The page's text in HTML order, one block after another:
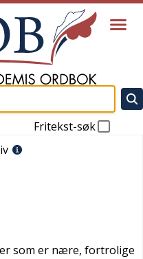
Fritekst-søk
som er nære, fortrolige